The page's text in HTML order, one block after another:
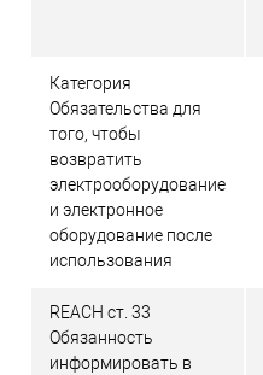
Категория
Обязательства для
того, чтобы
возвратить
электрооборудование
и электронное
оборудование после
использования
REACH ст. 33
Обязанность
информировать в